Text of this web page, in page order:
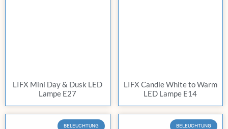
LIFX Mini Day & Dusk LED
Lampe E27
LIFX Candle White to Warm
LED Lampe E14
BELEUCHTUNG BELEUCHTUNG